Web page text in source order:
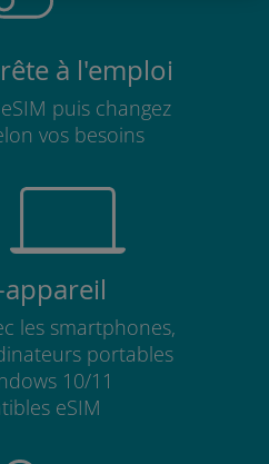
à l'emploi
puis changez
vos besoins
les smartphones,
portables
10/11
eSIM